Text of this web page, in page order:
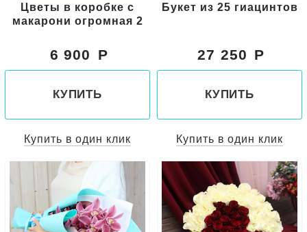
Цветы в коробке с
макарони огромная 2
6 900
КУПИТЬ
Купить в один клик
Букет из 25 гиацинтов
27 250
КУПИТЬ
Купить в один клик